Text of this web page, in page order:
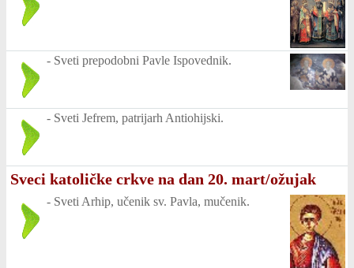
- Sveti prepodobni Pavle Ispovednik.
- Sveti Jefrem, patrijarh Antiohijski.
Sveci katoličke crkve na dan 20. mart/ožujak
- Sveti Arhip, učenik sv. Pavla, mučenik.